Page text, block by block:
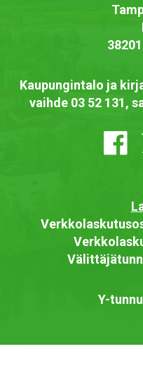
Kaupungintalo ja
vaihde 03 52 131,
Y-